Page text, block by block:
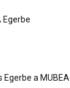
Egerbe
a MUBEA